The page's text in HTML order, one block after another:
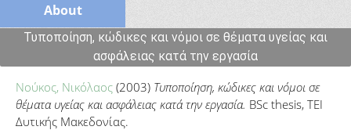
About
Τυποποίηση, κώδικες και νόμοι σε θέματα υγείας και
ασφάλειας κατά την εργασία
Νούκος, Νικόλαος (2003) Τυποποίηση, κώδικες και νόμοι σε
θέματα υγείας και ασφάλειας κατά την εργασία. BSc thesis, ΤΕΙ
Δυτικής Μακεδονίας.